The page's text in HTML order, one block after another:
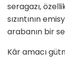
seragazı,
sızıntının
arabanın bir
Kâr amacı